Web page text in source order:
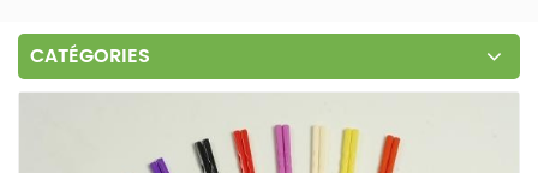
CATÉGORIES